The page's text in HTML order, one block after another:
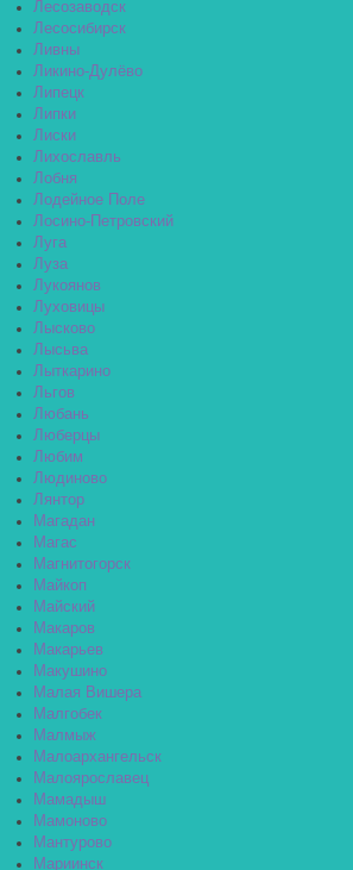
Лесозаводск
Лесосибирск
Ливны
Ликино-Дулёво
Липецк
Липки
Лиски
Лихославль
Лобня
Лодейное Поле
Лосино-Петровский
Луга
Луза
Лукоянов
Луховицы
Лысково
Лысьва
Лыткарино
Льгов
Любань
Люберцы
Любим
Людиново
Лянтор
Магадан
Магас
Магнитогорск
Майкоп
Майский
Макаров
Макарьев
Макушино
Малая Вишера
Малгобек
Малмыж
Малоархангельск
Малоярославец
Мамадыш
Мамоново
Мантурово
Мариинск